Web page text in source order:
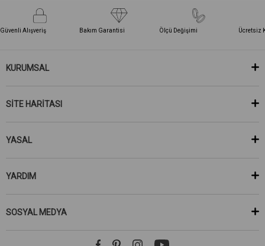
Güvenli Alışveriş Bakım Garantisi Ölçü Değişimi Ücretsiz
KURUMSAL
SİTE HARİTASI
YASAL
YARDIM
SOSYAL MEDYA